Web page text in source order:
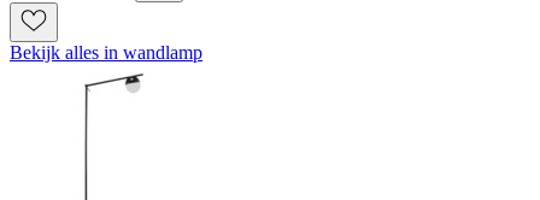
Bekijk alles in wandlamp